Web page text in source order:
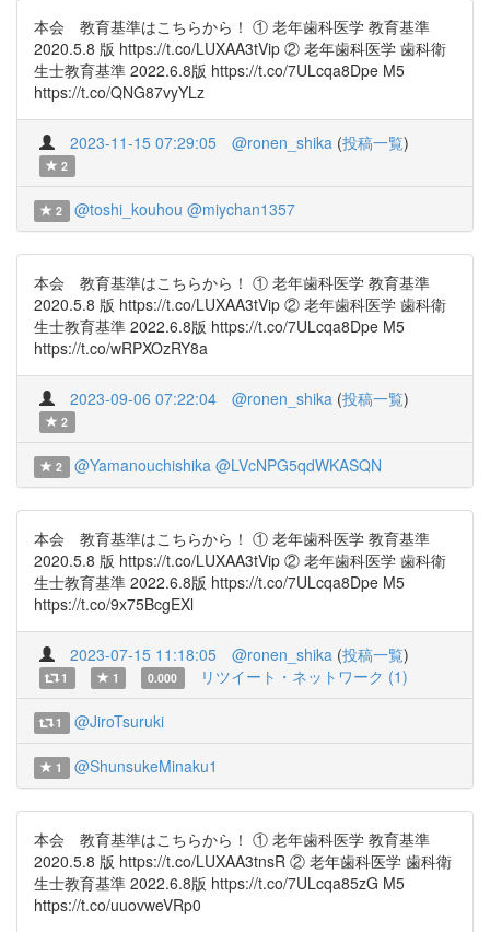
本会 教育基準はこちらから！ ① 老年歯科医学 教育基準
2020.5.8 版 https://t.co/LUXAA3tVip ② 老年歯科医学 歯科衛
生士教育基準 2022.6.8版 https://t.co/7ULcqa8Dpe M5
https://t.co/QNG87vyYLz
2023-11-15 07:29:05 @ronen_shika (投稿一覧)
2
2 @toshi_kouhou @miychan1357
本会 教育基準はこちらから！ ① 老年歯科医学 教育基準
2020.5.8 版 https://t.co/LUXAA3tVip ② 老年歯科医学 歯科衛
生士教育基準 2022.6.8版 https://t.co/7ULcqa8Dpe M5
https://t.co/wRPXOzRY8a
2023-09-06 07:22:04 @ronen_shika (投稿一覧)
2
2 @Yamanouchishika @LVcNPG5qdWKASQN
本会 教育基準はこちらから！ ① 老年歯科医学 教育基準
2020.5.8 版 https://t.co/LUXAA3tVip ② 老年歯科医学 歯科衛
生士教育基準 2022.6.8版 https://t.co/7ULcqa8Dpe M5
https://t.co/9x75BcgEXl
2023-07-15 11:18:05 @ronen_shika (投稿一覧)
1 1 0.000 リツイート・ネットワーク (1)
1 @JiroTsuruki
1 @ShunsukeMinaku1
本会 教育基準はこちらから！ ① 老年歯科医学 教育基準
2020.5.8 版 https://t.co/LUXAA3tnsR ② 老年歯科医学 歯科衛
生士教育基準 2022.6.8版 https://t.co/7ULcqa85zG M5
https://t.co/uuovweVRp0